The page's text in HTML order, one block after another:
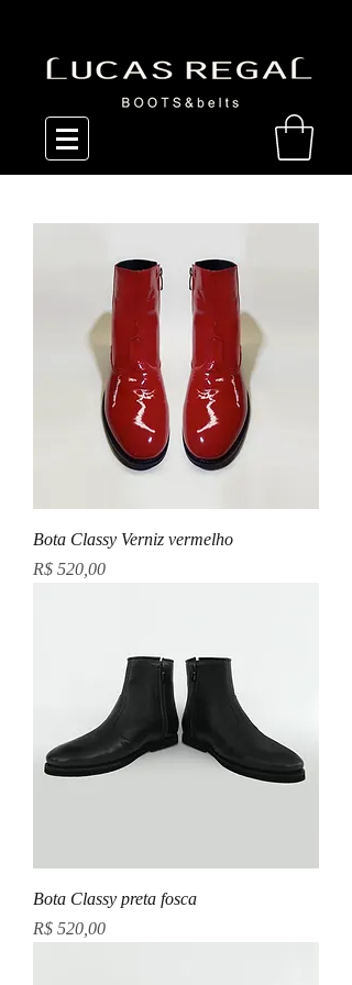
Bota Classy Verniz vermelho
Preço
R$ 520,00
Bota Classy preta fosca
Preço
R$ 520,00